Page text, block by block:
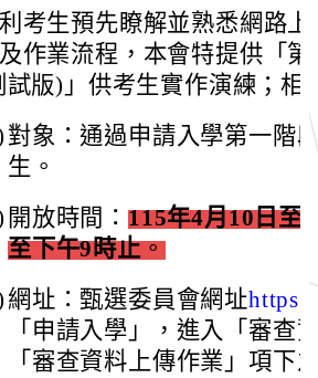
考生預先瞭解並熟悉網路
作業流程，本會特提供「
試版)」供考生實作演練；相
對象：通過申請入學第一階
生。
開放時間： 115年4月10日至
至下午9時止。
網址：甄選委員會網址
「申請入學」，進入「審查
「審查資料上傳作業」項下